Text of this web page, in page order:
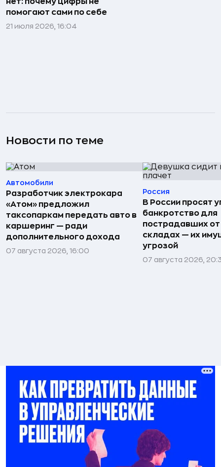
помогают сами по себе
21 июля 2026, 16:04
Новости по теме
Автомобили
Разработчик электрокара
«Атом» предложил
таксопаркам передать авто в
каршеринг — ради
дополнительного дохода
07 августа 2026, 16:00
Россия
В России просят
банкротство для
пострадавших
складах — их
угрозой
07 августа 2026,